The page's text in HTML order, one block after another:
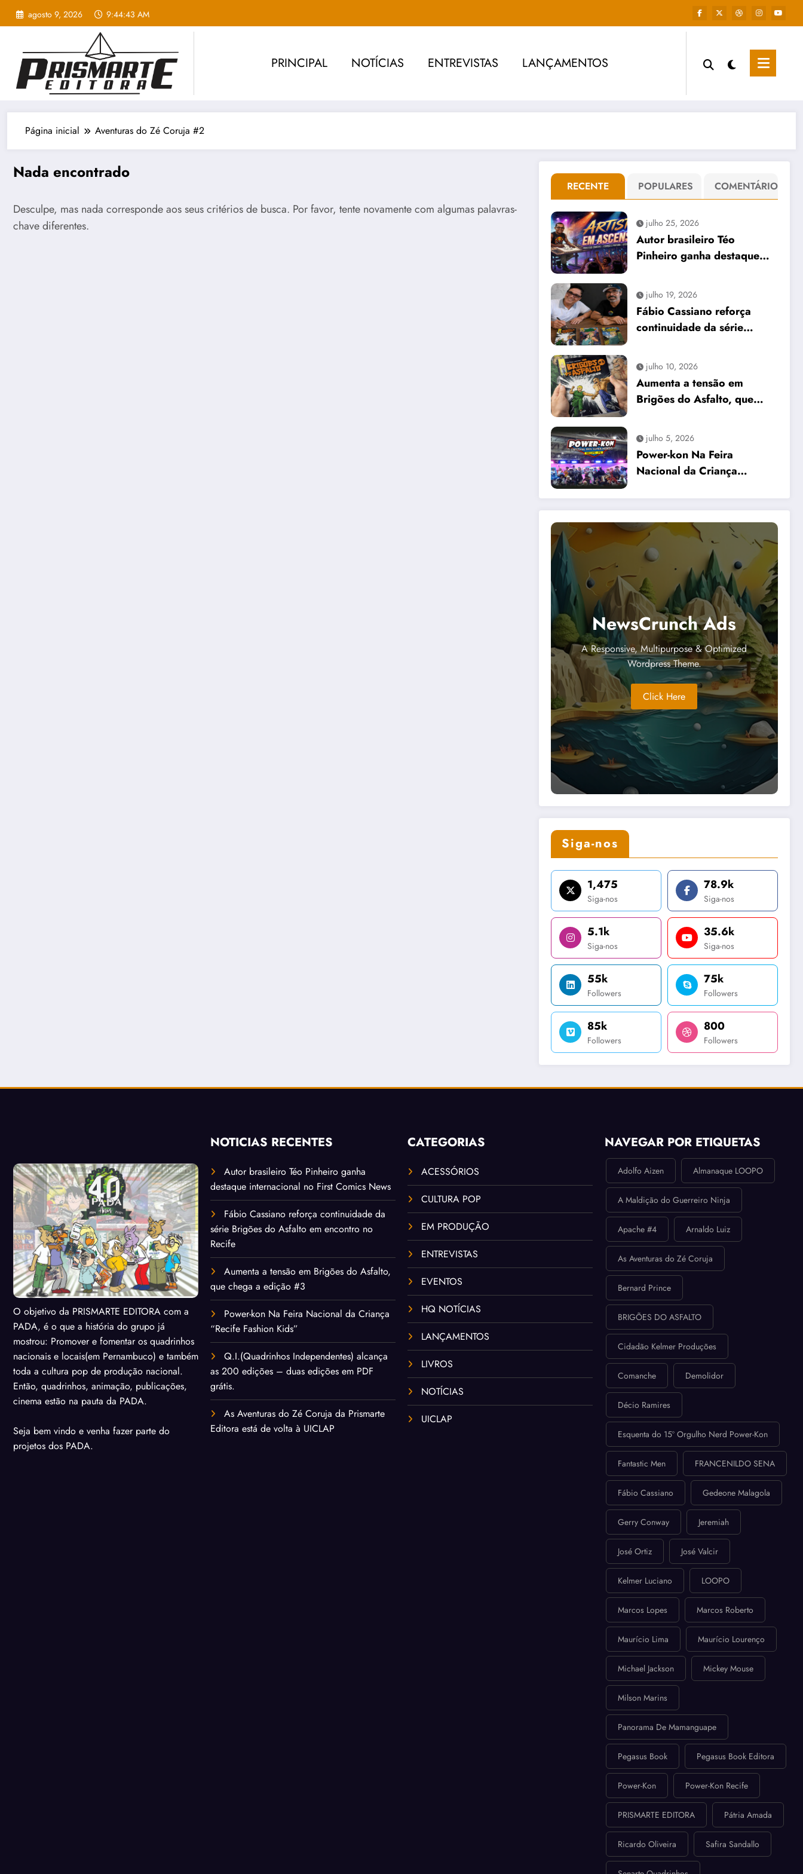
Pular
para
conteúdo
agosto 9, 2026 9:44:44 AM
PRINCIPAL NOTÍCIAS ENTREVISTAS LANÇAMENTOS
Página inicial Aventuras do Zé Coruja #2
Nada encontrado
Desculpe, mas nada corresponde aos seus critérios de busca. Por favor, tente novamente com algumas palavras-
chave diferentes.
RECENTE POPULARES COMENTÁRIO
julho 25, 2026
Autor brasileiro Téo
Pinheiro ganha destaque
Comics News
julho 19, 2026
Fábio Cassiano reforça
continuidade da série
encontro no Recife
julho 10, 2026
Aumenta a tensão em
Brigões do Asfalto, que
julho 5, 2026
Power-kon Na Feira
Nacional da Criança
NewsCrunch Ads
A Responsive, Multipurpose & Optimized
Wordpress Theme.
Click Here
Siga-nos
1,475
Siga-nos
78.9k
Siga-nos
5.1k
Siga-nos
35.6k
Siga-nos
55k
Followers
75k
Followers
85k
Followers
800
Followers
O objetivo da PRISMARTE EDITORA com a
PADA, é o que a história do grupo já
mostrou: Promover e fomentar os quadrinhos
nacionais e locais(em Pernambuco) e também
toda a cultura pop de produção nacional.
Então, quadrinhos, animação, publicações,
cinema estão na pauta da PADA.
Seja bem vindo e venha fazer parte do
projetos dos PADA.
NOTÍCIAS RECENTES
Autor brasileiro Téo Pinheiro ganha
destaque internacional no First Comics News
Fábio Cassiano reforça continuidade da
série Brigões do Asfalto em encontro no
Recife
Aumenta a tensão em Brigões do Asfalto,
que chega a edição #3
Power-kon Na Feira Nacional da Criança
“Recife Fashion Kids”
Q.I.(Quadrinhos Independentes) alcança
as 200 edições – duas edições em PDF
grátis.
As Aventuras do Zé Coruja da Prismarte
Editora está de volta à UICLAP
CATEGORIAS
ACESSÓRIOS
CULTURA POP
EM PRODUÇÃO
ENTREVISTAS
EVENTOS
HQ NOTÍCIAS
LANÇAMENTOS
LIVROS
NOTÍCIAS
UICLAP
NAVEGAR POR ETIQUETAS
Adolfo Aizen Almanaque LOOPO
A Maldição do Guerreiro Ninja
Apache #4 Arnaldo Luiz
As Aventuras do Zé Coruja
Bernard Prince
BRIGÕES DO ASFALTO
Cidadão Kelmer Produções
Comanche Demolidor
Décio Ramires
Esquenta do 15º Orgulho Nerd Power-Kon
Fantastic Men FRANCENILDO SENA
Fábio Cassiano Gedeone Malagola
Gerry Conway Jeremiah
José Ortiz José Valcir
Kelmer Luciano LOOPO
Marcos Lopes Marcos Roberto
Maurício Lima Maurício Lourenço
Michael Jackson Mickey Mouse
Milson Marins
Panorama De Mamanguape
Pegasus Book Pegasus Book Editora
Power-Kon Power-Kon Recife
PRISMARTE EDITORA Pátria Amada
Ricardo Oliveira Safira Sandallo